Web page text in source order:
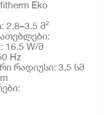
Eko
მ²
16.5 W/მ
Hz
რადიუსი: 3.5 სმ